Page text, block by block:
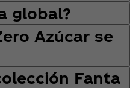
global?
Azúcar se
Fanta